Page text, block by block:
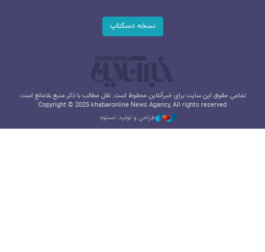
نسخه دسکتاپ
تمامی حقوق این سایت برای خبرآنلاین محفوظ است. نقل مطالب با ذکر منبع بلامانع است.
Copyright © 2025 khabaronline News Agancy, All rights reserved
طراحی و تولید: نستوه